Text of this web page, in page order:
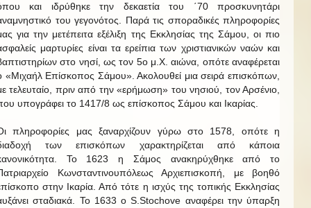
και ιδρύθηκε την δεκαετία του ΄70 προσκυνητάρι
του γεγονότος. Παρά τις σποραδικές πληροφορίες
για την μετέπειτα εξέλιξη της Εκκλησίας της Σάμου, οι πιο
μαρτυρίες είναι τα ερείπια των χριστιανικών ναών και
στο νησί, ως τον 5ο μ.Χ. αιώνα, οπότε αναφέρεται
«Μιχαήλ Επίσκοπος Σάμου». Ακολουθεί μια σειρά επισκόπων,
τελευταίο, πριν από την «ερήμωση» του νησιού, τον Αρσένιο,
υπογράφει το 1417/8 ως επίσκοπος Σάμου και Ικαρίας.
πληροφορίες μας ξαναρχίζουν γύρω στο 1578, οπότε η
των επισκόπων χαρακτηρίζεται από κάποια
Το 1623 η Σάμος ανακηρύχθηκε από το
Κωνσταντινουπόλεως Αρχιεπισκοπή, με βοηθό
στην Ικαρία. Από τότε η ισχύς της τοπικής Εκκλησίας
σταδιακά. Το 1633 ο S.Stochove αναφέρει την ύπαρξη